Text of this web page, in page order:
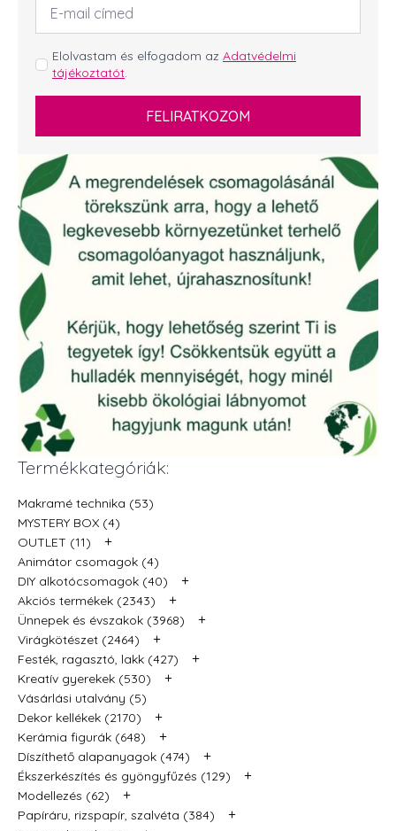
cím
GDPR
*
Elolvastam és elfogadom az Adatvédelmi
tájékoztatót.
FELIRATKOZOM
Termékkategóriák:
Makramé technika (53)
MYSTERY BOX (4)
OUTLET (11)
+
Animátor csomagok (4)
DIY alkotócsomagok (40)
+
Akciós termékek (2343) +
Ünnepek és évszakok (3968) +
Virágkötészet (2464) +
Festék, ragasztó, lakk (427) +
Kreatív gyerekek (530) +
Vásárlási utalvány (5)
Dekor kellékek (2170)
+
Kerámia figurák (648) +
Díszíthető alapanyagok (474) +
Ékszerkészítés és gyöngyfűzés (129) +
Modellezés (62) +
Papíráru, rizspapír, szalvéta (384) +